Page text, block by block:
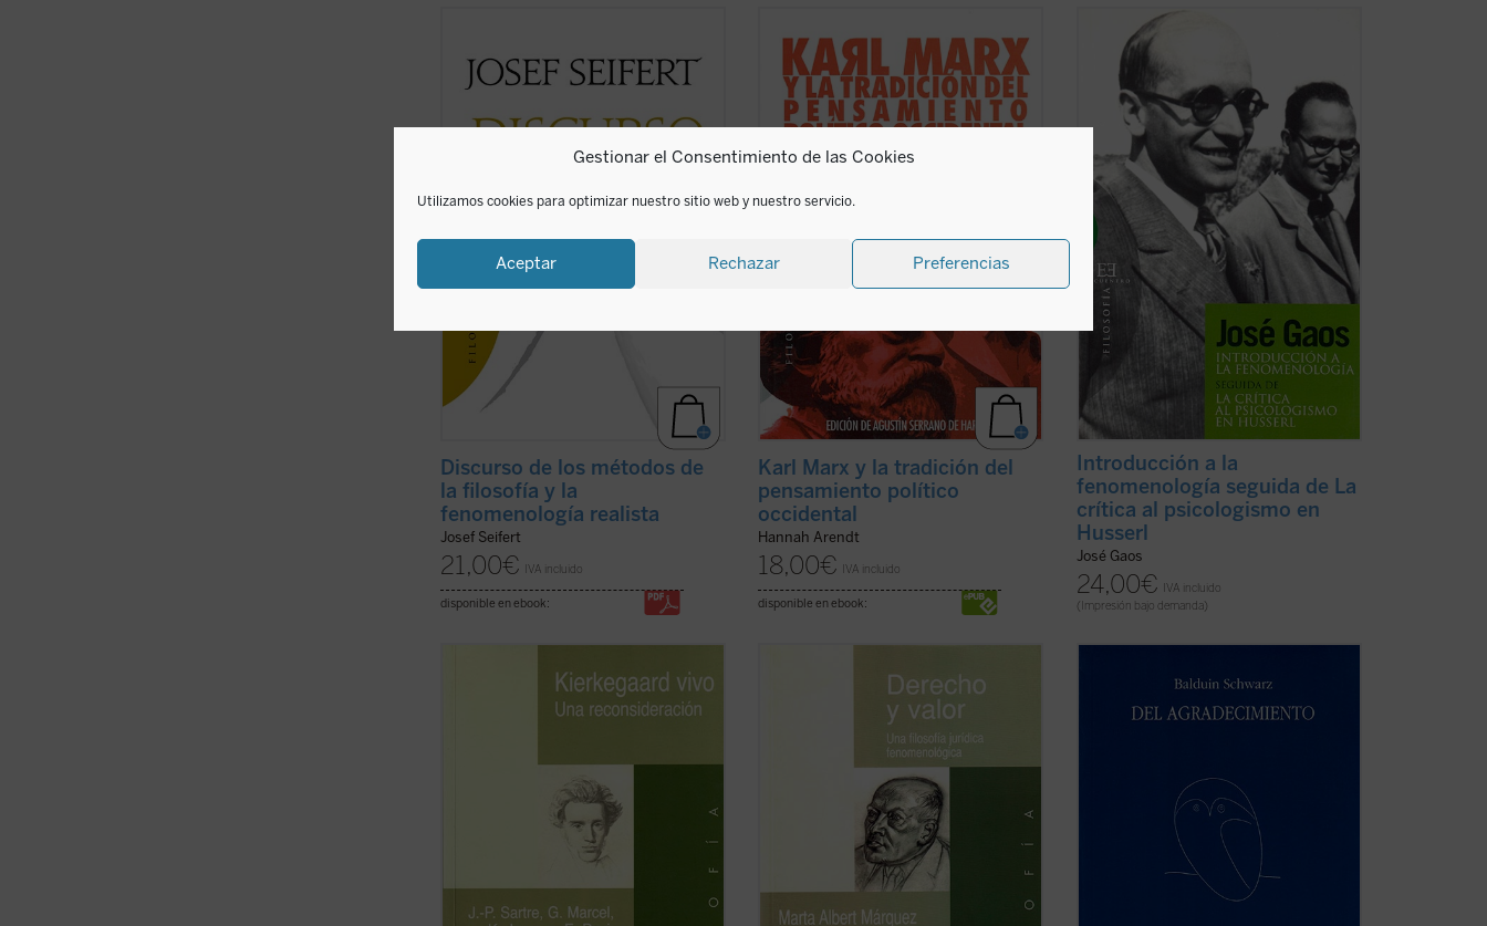
Gestionar el Consentimiento de las Cookies
Utilizamos cookies para optimizar nuestro sitio web y nuestro servicio.
Aceptar Rechazar Preferencias
efecto, un discurso de los métodos, y no
de un
Discurso del método
, como el
principal que en él se defiende es que ni
Discurso de los métodos de
la filosofía y la
fenomenología realista
Josef Seifert
21,00€ IVA incluido
disponible en ebook:
Karl Marx y la tradición del pensamiento
político occidental
fue escrito en un
momento crucial de la biografía
intelectual de Arendt, y en él se perfila
por primera vez la tesis fundamental de
la ... (ver ficha)
Karl Marx y la tradición del
pensamiento político
occidental
Hannah Arendt
18,00€ IVA incluido
disponible en ebook:
Este libro publicado como tal por primera
vez en España, reúne dos escritos de
juventud de uno de los más fecundos
pensadores y traductores de filosofía al
español del siglo XX. Estos dos ensayos
no son sólo monumentos documentales
del momento ...
(ver ficha)
Introducción a la
fenomenología seguida de La
crítica al psicologismo en
Husserl
José Gaos
24,00€
IVA incluido
(Impresión bajo demanda)
«Es una cosa extraña: ¿Debe
Kierkegaard significar algo para
nosotros, aunque no nos ofrece más que
No hay comparación alguna ...
Derecho y Valor. Una filosofía
jurídica fenomenológica contiene un
ensayo de fundamentación de una
filosofía del derecho en la fenomenología
del filósofo alemán Max Scheler. Se trata
de una filosofía de las experiencias ...
¿De qué manera habremos de abordar el
simple y a la vez tan hondo en el
de la reflexión e iluminar en él lo que le
presenta como ...
(ver ficha)